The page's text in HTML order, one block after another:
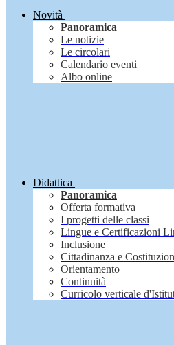
Novità
Panoramica
Le notizie
Le circolari
Calendario eventi
Albo online
Didattica
Panoramica
Offerta formativa
I progetti delle classi
Lingue e Certificazioni
Inclusione
Cittadinanza e
Orientamento
Continuità
Curricolo verticale